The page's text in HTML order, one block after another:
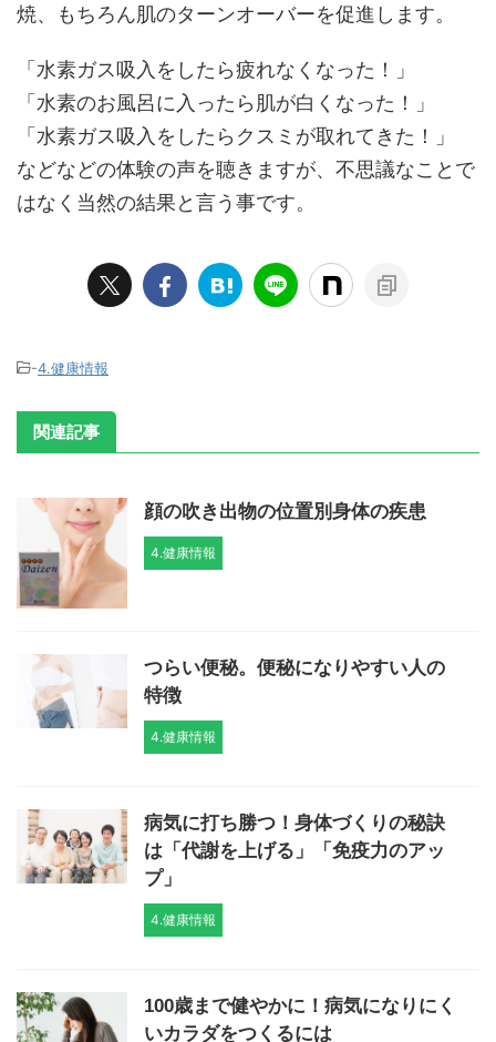
焼、もちろん肌のターンオーバーを促進します。
「水素ガス吸入をしたら疲れなくなった！」
「水素のお風呂に入ったら肌が白くなった！」
「水素ガス吸入をしたらクスミが取れてきた！」
などなどの体験の声を聴きますが、不思議なことで
はなく当然の結果と言う事です。
-4.健康情報
関連記事
顔の吹き出物の位置別身体の疾患
4.健康情報
つらい便秘。便秘になりやすい人の
特徴
4.健康情報
病気に打ち勝つ！身体づくりの秘訣
は「代謝を上げる」「免疫力のアッ
プ」
4.健康情報
100歳まで健やかに！病気になりにく
いカラダをつくるには